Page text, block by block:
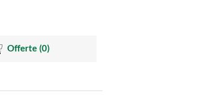
Offerte (0)